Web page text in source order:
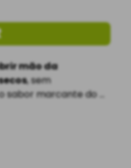
mão da
, sem
sabor marcante do